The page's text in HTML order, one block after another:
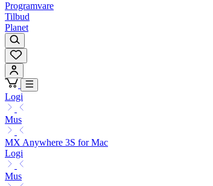
Programvare
Tilbud
Planet
Logi
Mus
MX Anywhere 3S for Mac
Logi
Mus